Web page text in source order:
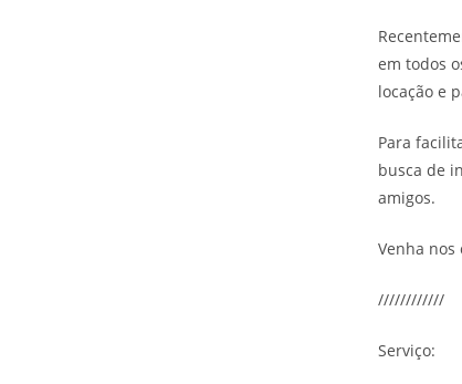
em todos
locação e
Para
busca de
amigos.
Venha
////////////
Serviço: